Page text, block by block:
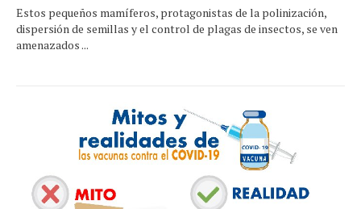
Estos pequeños mamíferos, protagonistas de la polinización,
dispersión de semillas y el control de plagas de insectos, se ven
amenazados ...